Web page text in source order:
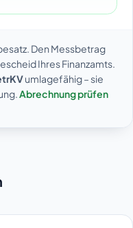
Den Messbetrag
Ihres Finanzamts.
umlagefähig – sie
Abrechnung prüfen